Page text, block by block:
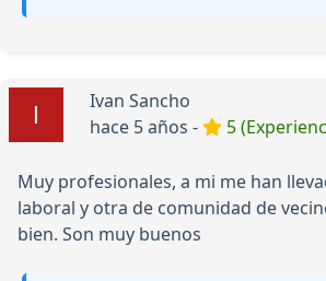
Ivan Sancho
hace 5 años -
5
Muy profesionales, a mi me han
laboral y otra de comunidad de
bien. Son muy buenos